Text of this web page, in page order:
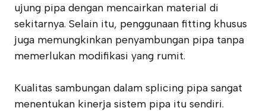
ujung pipa dengan mencairkan material di
sekitarnya. Selain itu, penggunaan fitting khusus
juga memungkinkan penyambungan pipa tanpa
memerlukan modifikasi yang rumit.
Kualitas sambungan dalam splicing pipa sangat
menentukan kinerja sistem pipa itu sendiri.